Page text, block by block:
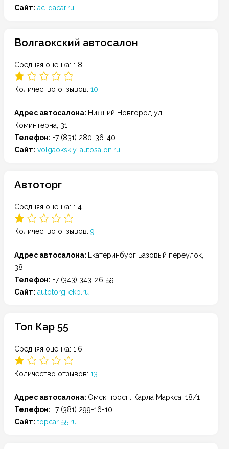
Сайт: ac-dacar.ru
Волгаокский автосалон
Средняя оценка: 1.8
Количество отзывов: 10
Адрес автосалона: Нижний Новгород ул.
Коминтерна, 31
Телефон: +7 (831) 280-36-40
Сайт: volgaokskiy-autosalon.ru
Автоторг
Средняя оценка: 1.4
Количество отзывов: 9
Адрес автосалона: Екатеринбург Базовый переулок,
38
Телефон: +7 (343) 343-26-59
Сайт: autotorg-ekb.ru
Топ Кар 55
Средняя оценка: 1.6
Количество отзывов: 13
Адрес автосалона: Омск просп. Карла Маркса, 18/1
Телефон: +7 (381) 299-16-10
Сайт: topcar-55.ru